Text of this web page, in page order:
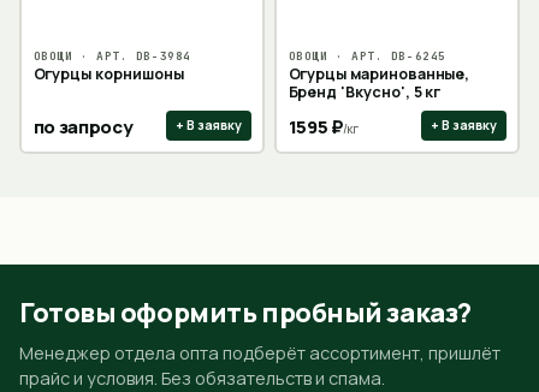
ОВОЩИ · АРТ. DB-3984
Огурцы корнишоны
по запросу + В заявку
ОВОЩИ · АРТ. DB-6245
Огурцы маринованные,
Бренд 'Вкусно', 5 кг
1595₽/кг + В заявку
Готовы оформить пробный заказ?
Менеджер отдела опта подберёт ассортимент, пришлёт
прайс и условия. Без обязательств и спама.